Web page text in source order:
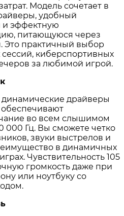
Модель сочетает в
удобный
эффектную
питающуюся через
Это практичный выбор
киберспортивных
за любимой игрой.
драйверы
во всем слышимом
000 Гц. Вы сможете четко
звуки выстрелов и
в динамичных
Чувствительность 105
громкость даже при
или ноутбуку со